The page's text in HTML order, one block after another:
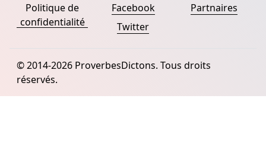
Politique de
confidentialité
Facebook
Twitter
Partnaires
© 2014-2026 ProverbesDictons. Tous droits
réservés.